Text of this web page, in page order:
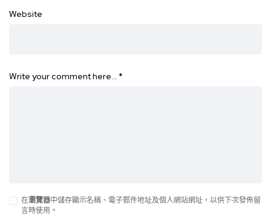
Website
Write your comment here… *
在瀏覽器中儲存顯示名稱、電子郵件地址及個人網站網址，以供下次發佈留
言時使用。